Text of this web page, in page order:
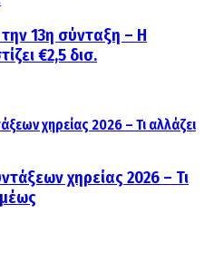
13η σύνταξη – Η
€2,5 δισ.
χηρείας 2026 – Τι